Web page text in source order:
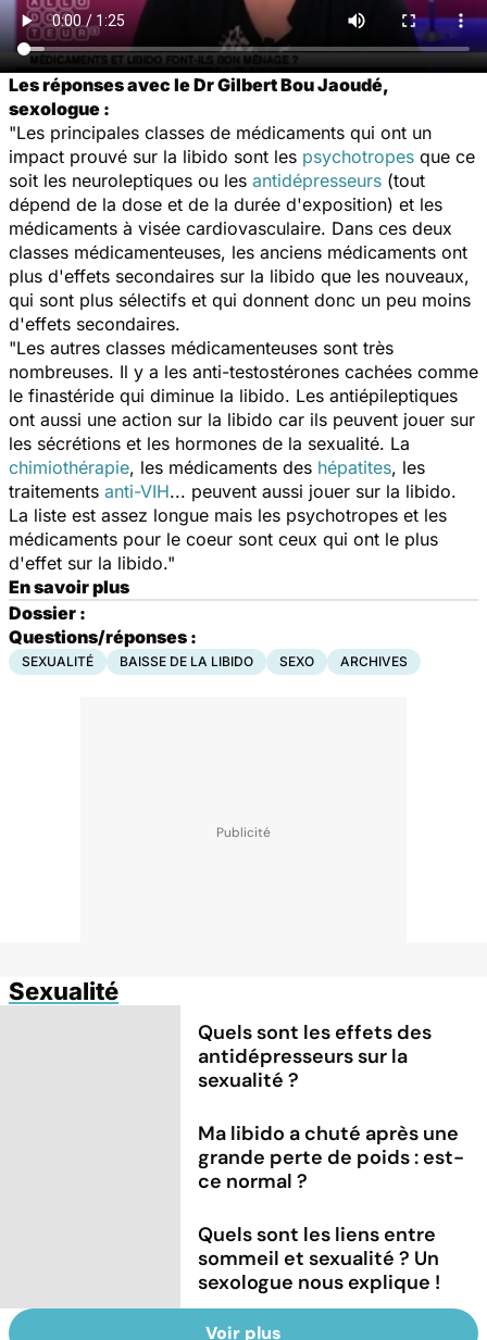
Les réponses avec le Dr Gilbert Bou Jaoudé,
sexologue :
"Les principales classes de médicaments qui ont un
impact prouvé sur la libido sont les psychotropes que ce
soit les neuroleptiques ou les antidépresseurs (tout
dépend de la dose et de la durée d'exposition) et les
médicaments à visée cardiovasculaire. Dans ces deux
classes médicamenteuses, les anciens médicaments ont
plus d'effets secondaires sur la libido que les nouveaux,
qui sont plus sélectifs et qui donnent donc un peu moins
d'effets secondaires.
"Les autres classes médicamenteuses sont très
nombreuses. Il y a les anti-testostérones cachées comme
le finastéride qui diminue la libido. Les antiépileptiques
ont aussi une action sur la libido car ils peuvent jouer sur
les sécrétions et les hormones de la sexualité. La
chimiothérapie, les médicaments des hépatites, les
traitements anti-VIH... peuvent aussi jouer sur la libido.
La liste est assez longue mais les psychotropes et les
médicaments pour le coeur sont ceux qui ont le plus
d'effet sur la libido."
En savoir plus
Dossier :
Questions/réponses :
SEXUALITÉ BAISSE DE LA LIBIDO SEXO ARCHIVES
Sexualité
Quels sont les effets des
antidépresseurs sur la
sexualité ?
Ma libido a chuté après une
grande perte de poids : est-
ce normal ?
Quels sont les liens entre
sommeil et sexualité ? Un
sexologue nous explique !
Voir plus